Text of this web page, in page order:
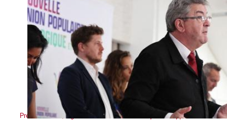
Présidentielles, législatives : Non au front unique des appareils !